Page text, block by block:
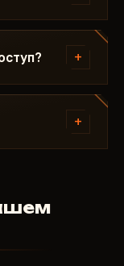
минут:
6 и
+
платежа -
+
чтобы